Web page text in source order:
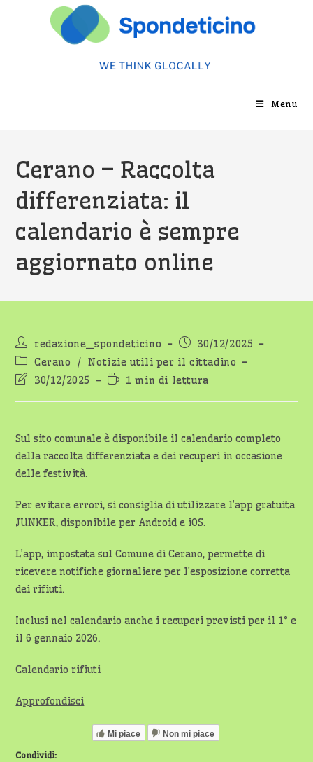
Menu
Cerano – Raccolta
differenziata: il
calendario è sempre
aggiornato online
Autore
dell'articolo:
redazione_spondeticino
Articolo
pubblicato:
30/12/2025
Categoria
dell'articolo:
Cerano / Notizie utili per il cittadino
Ultima
dell'articolo:
30/12/2025
Tempo
lettura:
1 min di lettura
Sul sito comunale è disponibile il calendario completo
della raccolta differenziata e dei recuperi in occasione
delle festività.
Per evitare errori, si consiglia di utilizzare l’app gratuita
JUNKER, disponibile per Android e iOS.
L’app, impostata sul Comune di Cerano, permette di
ricevere notifiche giornaliere per l’esposizione corretta
dei rifiuti.
Inclusi nel calendario anche i recuperi previsti per il 1° e
il 6 gennaio 2026.
Calendario rifiuti
Approfondisci
Mi piace Non mi piace
Condividi: